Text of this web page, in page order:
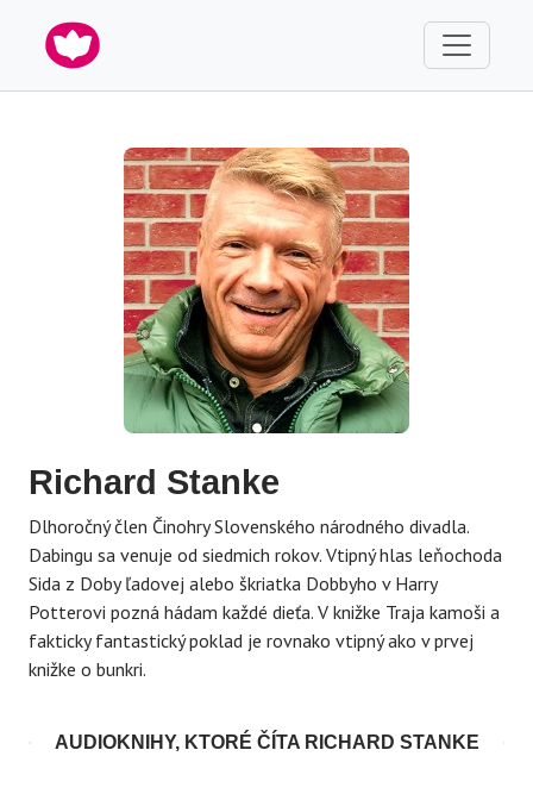
Richard Stanke
Dlhoročný člen Činohry Slovenského národného divadla.
Dabingu sa venuje od siedmich rokov. Vtipný hlas leňochoda
Sida z Doby ľadovej alebo škriatka Dobbyho v Harry
Potterovi pozná hádam každé dieťa. V knižke Traja kamoši a
fakticky fantastický poklad je rovnako vtipný ako v prvej
knižke o bunkri.
AUDIOKNIHY, KTORÉ ČÍTA RICHARD STANKE